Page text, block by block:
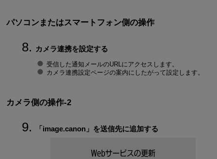
パソコンまたはスマートフォン側の操作
カメラ連携を設定する
受信した通知メールのURLにアクセスします。
カメラ連携設定ページの案内にしたがって設定します。
カメラ側の操作-2
「image.canon」を送信先に追加する